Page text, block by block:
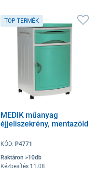
TOP TERMÉK
MEDIK műanyag
éjjeliszekrény, mentazöld
KÓD: P4771
Raktáron >10db
Kézbesítés 11.08